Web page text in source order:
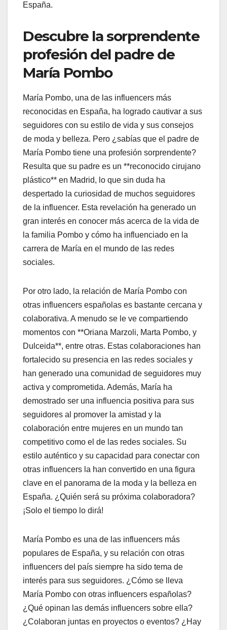
España.
Descubre la sorprendente
profesión del padre de
María Pombo
María Pombo, una de las influencers más
reconocidas en España, ha logrado cautivar a sus
seguidores con su estilo de vida y sus consejos
de moda y belleza. Pero ¿sabías que el padre de
María Pombo tiene una profesión sorprendente?
Resulta que su padre es un **reconocido cirujano
plástico** en Madrid, lo que sin duda ha
despertado la curiosidad de muchos seguidores
de la influencer. Esta revelación ha generado un
gran interés en conocer más acerca de la vida de
la familia Pombo y cómo ha influenciado en la
carrera de María en el mundo de las redes
sociales.
Por otro lado, la relación de María Pombo con
otras influencers españolas es bastante cercana y
colaborativa. A menudo se le ve compartiendo
momentos con **Oriana Marzoli, Marta Pombo, y
Dulceida**, entre otras. Estas colaboraciones han
fortalecido su presencia en las redes sociales y
han generado una comunidad de seguidores muy
activa y comprometida. Además, María ha
demostrado ser una influencia positiva para sus
seguidores al promover la amistad y la
colaboración entre mujeres en un mundo tan
competitivo como el de las redes sociales. Su
estilo auténtico y su capacidad para conectar con
otras influencers la han convertido en una figura
clave en el panorama de la moda y la belleza en
España. ¿Quién será su próxima colaboradora?
¡Solo el tiempo lo dirá!
María Pombo es una de las influencers más
populares de España, y su relación con otras
influencers del país siempre ha sido tema de
interés para sus seguidores. ¿Cómo se lleva
María Pombo con otras influencers españolas?
¿Qué opinan las demás influencers sobre ella?
¿Colaboran juntas en proyectos o eventos? ¿Hay